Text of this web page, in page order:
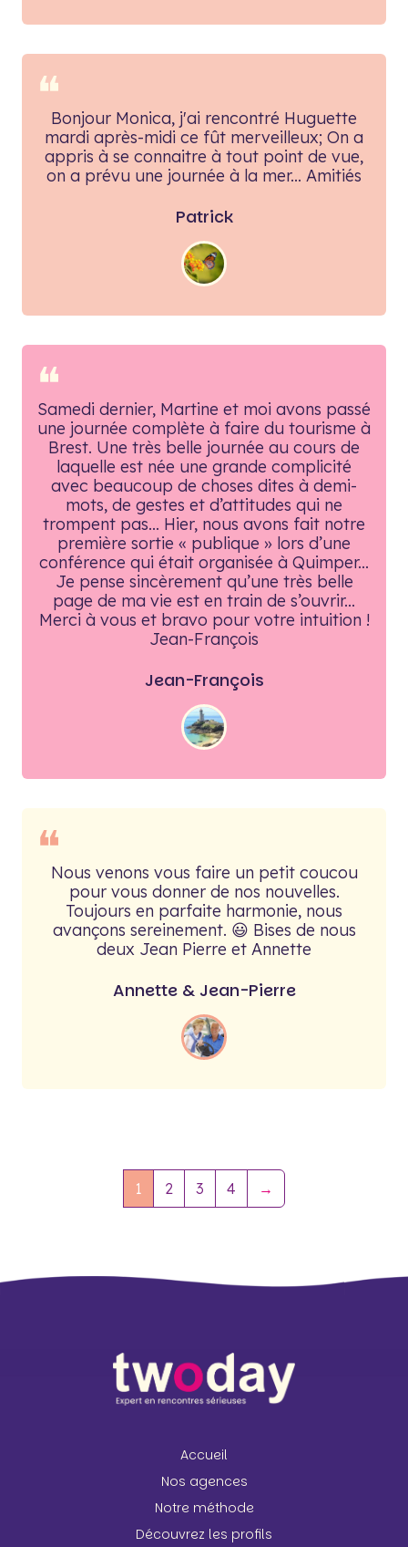
❝Bonjour Monica, j'ai rencontré Huguette
mardi après-midi ce fût merveilleux; On a
appris à se connaitre à tout point de vue,
on a prévu une journée à la mer... Amitiés
Patrick
❝
Samedi dernier, Martine et moi avons passé
une journée complète à faire du tourisme à
Brest. Une très belle journée au cours de
laquelle est née une grande complicité
avec beaucoup de choses dites à demi-
mots, de gestes et d’attitudes qui ne
trompent pas... Hier, nous avons fait notre
première sortie « publique » lors d’une
conférence qui était organisée à Quimper...
Je pense sincèrement qu’une très belle
page de ma vie est en train de s’ouvrir...
Merci à vous et bravo pour votre intuition !
Jean-François
Jean-François
❝Nous venons vous faire un petit coucou
pour vous donner de nos nouvelles.
Toujours en parfaite harmonie, nous
avançons sereinement. 😃 Bises de nous
deux Jean Pierre et Annette
Annette & Jean-Pierre
1 2 3 4 →
Accueil
Nos agences
Notre méthode
Découvrez les profils